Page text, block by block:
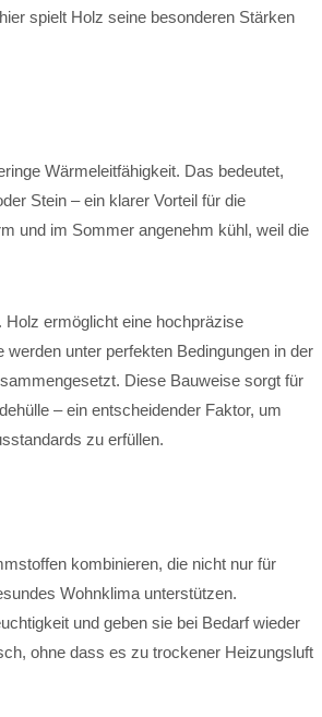
spielt Holz seine besonderen Stärken
Wärmeleitfähigkeit. Das bedeutet,
Stein – ein klarer Vorteil für die
und im Sommer angenehm kühl, weil die
ermöglicht eine hochpräzise
unter perfekten Bedingungen in der
Diese Bauweise sorgt für
– ein entscheidender Faktor, um
zu erfüllen.
kombinieren, die nicht nur für
Wohnklima unterstützen.
und geben sie bei Bedarf wieder
ohne dass es zu trockener Heizungsluft